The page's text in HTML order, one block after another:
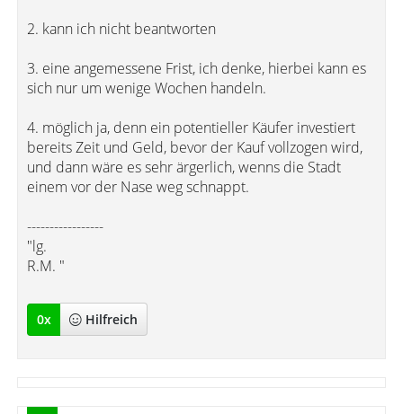
2. kann ich nicht beantworten
3. eine angemessene Frist, ich denke, hierbei kann es
sich nur um wenige Wochen handeln.
4. möglich ja, denn ein potentieller Käufer investiert
bereits Zeit und Geld, bevor der Kauf vollzogen wird,
und dann wäre es sehr ärgerlich, wenns die Stadt
einem vor der Nase weg schnappt.
-----------------
"lg.
R.M. "
0x Hilfreich